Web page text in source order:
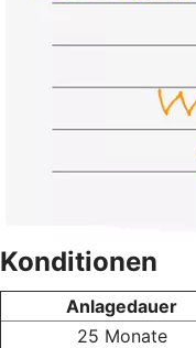
Konditionen
Anlagedauer
25 Monate